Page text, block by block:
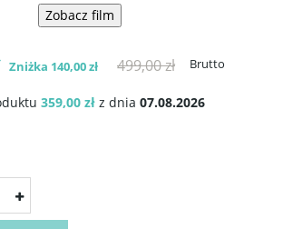
Zobacz film
Zniżka 140,00 zł 499,00 zł Brutto
359,00 zł z dnia 07.08.2026